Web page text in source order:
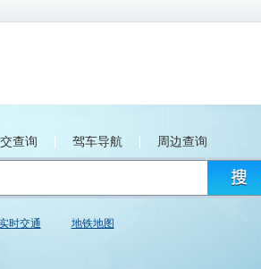
查询 驾车导航 周边查询
时交通 地铁地图